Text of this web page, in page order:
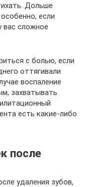
Дольше
если
вас сложное
с болью, если
оттягивали
воспаление
захватывать
есть какие-либо
после
удаления зубов,